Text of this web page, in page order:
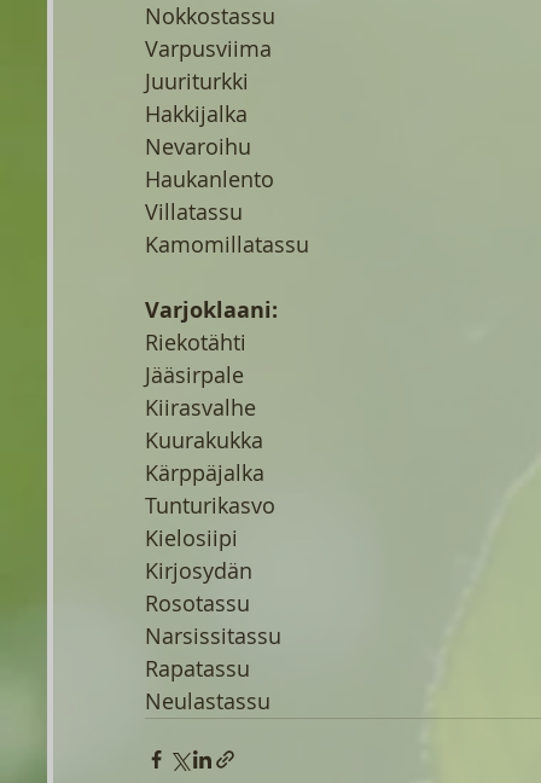
Nokkostassu
Varpusviima
Juuriturkki
Hakkijalka
Nevaroihu
Haukanlento
Villatassu
Kamomillatassu
Varjoklaani:
Riekotähti
Jääsirpale
Kiirasvalhe
Kuurakukka
Kärppäjalka
Tunturikasvo
Kielosiipi
Kirjosydän
Rosotassu
Narsissitassu
Rapatassu
Neulastassu